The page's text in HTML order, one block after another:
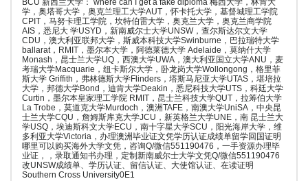
BCU 新西兰大学： where can I get a fake diploma 梅西大学，林肯大
学，奥塔哥大学，奥克兰理工大学AUT，怀卡托大学，基督城理工学院
CPIT，马努卡理工学院，坎特伯雷大学，奥克兰大学，奥克兰商学院
AIS，悉尼大 学USYD，新南威尔士大学UNSW，查尔斯达尔文大学
CDU，澳大利亚联邦大学，斯威本科技大学Swinburne，巴拉瑞特大学
ballarat，RMIT，墨尔本大学，阿德莱德大学 Adelaide，莫纳什大学
Monash，昆士兰大学UQ，西澳大学UWA，澳大利亚国立大学ANU，麦
考瑞大学Macquarie，纽卡斯尔大学，卧龙岗大学Wollongong，格里菲
斯大学 Griffith，弗林德斯大学Flinders，塔斯马尼亚大学UTAS，堪培拉
大学，邦德大学Bond，迪肯大学Deakin，悉尼科技大学UTS，科廷大学
Curtin，墨尔本皇家理工学院 RMIT，昆士兰科技大学QUT，拉筹伯大学
La Trobe，莫道克大学Murdoch，澳洲TAFE，南澳大学UniSA，中央昆
士兰大学CQU，詹姆斯库克大学JCU，新英格兰大学UNE，南 昆士兰大
学USQ，埃迪斯科文大学ECU，南十字星大学SCU，阳光海岸大学，维
多利亚大学Victoria，办理澳洲毕业证文凭学历认证成绩单留学回国证明
哪里可以购买海外大学文凭，咨询Q/微信551190476，一手资源办理毕
业证，，录取通知书办理，定制新南威尔士大学文凭Q/微信551190476
改UNSW成绩单、学历认证、留信认证、大使馆认证、在读证明
Southern Cross University0E1